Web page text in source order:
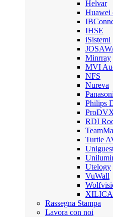
Helvar
Huawei
IHSE
iSistemi
Minrray
MVI
NFS
Nureva
Philips
RDI
Turtle
Utelogy
VuWall
XILICA
Rassegna Stampa
Lavora con noi